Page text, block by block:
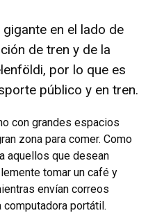
en el lado de
de tren y de la
por lo que es
público y en tren.
con grandes espacios
zona para comer. Como
aquellos que desean
tomar un café y
envían correos
portátil.